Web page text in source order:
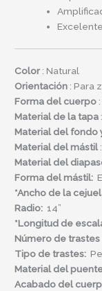
Color: Natural
Orientación: Para
Forma del cuerpo
Material de la tapa
Material del fondo
Material delmástil
Material del
Forma del mástil:
*Ancho de la
Radio: 14”
*Longitud de
Número de trastes
Tipo de trastes:
Material del
Acabado del